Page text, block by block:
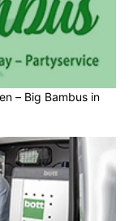
– Big Bambus in